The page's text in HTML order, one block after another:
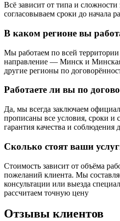
Всё зависит от типа и
согласовываем сроки до начала
В каком регионе вы
Мы работаем по всей
направление — Минск и
другие регионы по
Работаете ли вы по
Да, мы всегда заключаем
прописаны все условия, сроки и
гарантия качества и соблюдения
Сколько стоят ваши
Стоимость зависит от объёма
пожеланий клиента. Мы
консультации или выезда
рассчитаем точную цену
Отзывы клиентов